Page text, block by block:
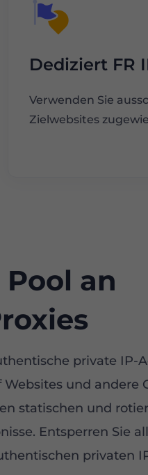
Dediziert FR
Verwenden Sie
Zielwebsites
an
private IP-
Websites und andere
statischen und
Entsperren Sie
privaten